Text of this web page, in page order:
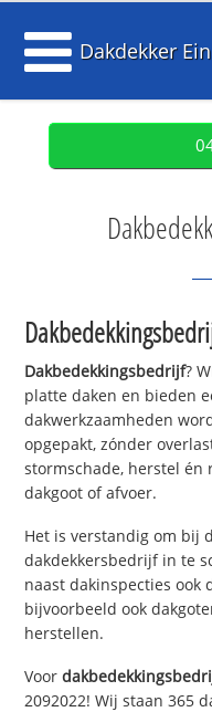
Dakdekker
Dakbedekkingsbedrijf?
platte daken en bieden
dakwerkzaamheden
opgepakt, zónder
stormschade, herstel én
dakgoot of afvoer.
Het is verstandig om bij
dakdekkersbedrijf in te
naast dakinspecties ook
bijvoorbeeld ook
herstellen.
Voor
2092022! Wij staan 365